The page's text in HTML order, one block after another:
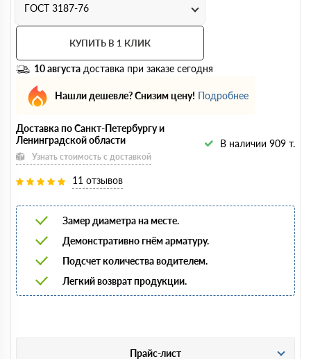
ГОСТ 3187-76
КУПИТЬ В 1 КЛИК
10 августа доставка при заказе сегодня
Нашли дешевле? Снизим цену! Подробнее
Доставка по Санкт-Петербургу и
Ленинградской области
Узнать стоимость с доставкой
В наличии 909 т.
11 отзывов
Замер диаметра на месте.
Демонстративно гнём арматуру.
Подсчет количества водителем.
Легкий возврат продукции.
Прайс-лист